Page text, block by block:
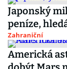
Japonský
peníze,
Zahraniční
Americká